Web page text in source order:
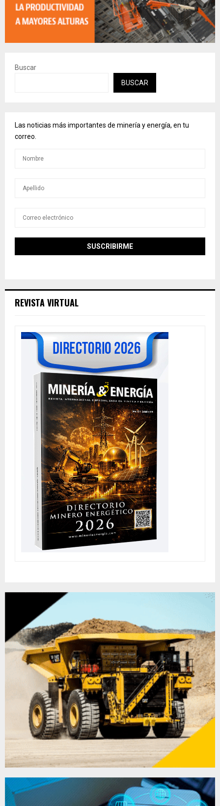
Buscar
BUSCAR
Las noticias más importantes de minería y energía, en tu
correo.
REVISTA VIRTUAL